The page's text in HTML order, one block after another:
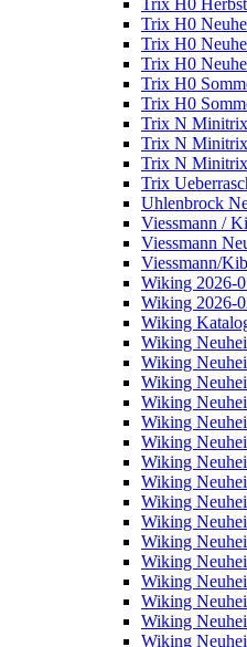
Trix H0
Trix H0
Trix H0
Trix H0
Trix H0
Trix H0
Trix N
Trix N Minitrix
Trix N Minitrix
Trix
Uhlenbrock
Viessmann /
Viessmann
Viessmann/
Wiking 2026-
Wiking 2026-
Wiking
Wiking
Wiking
Wiking
Wiking
Wiking
Wiking
Wiking
Wiking
Wiking
Wiking
Wiking
Wiking
Wiking
Wiking
Wiking
Wiking